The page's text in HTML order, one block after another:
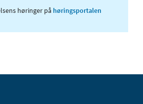
høringer på høringsportalen